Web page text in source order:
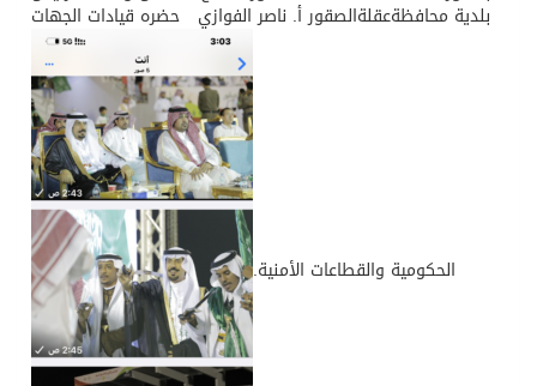
⁧‫بلدية محافظةعقلةالصقور‬⁩ أ. ناصر الفوازي ⁧حضره قيادات الجهات
الحكومية والقطاعات الأمنية.